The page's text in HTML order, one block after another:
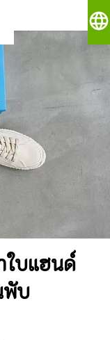
language
ใบแฮนด์
พับ